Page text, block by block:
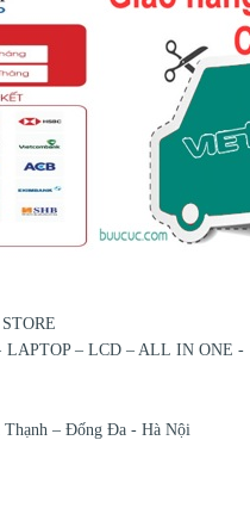
– LCD – ALL IN ONE -
Thạnh – Đống Đa - Hà Nội